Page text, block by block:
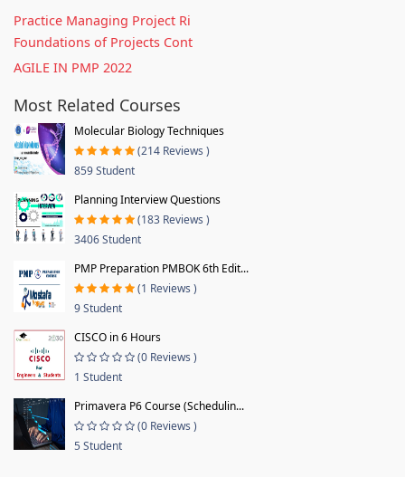
Practice Managing Project Ri
Foundations of Projects Cont
AGILE IN PMP 2022
Most Related Courses
Molecular Biology Techniques
(214 Reviews )
859 Student
Planning Interview Questions
(183 Reviews )
3406 Student
PMP Preparation PMBOK 6th Edit...
(1 Reviews )
9 Student
CISCO in 6 Hours
(0 Reviews )
1 Student
Primavera P6 Course (Schedulin...
(0 Reviews )
5 Student